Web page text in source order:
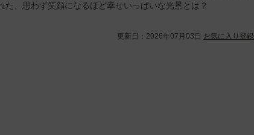
、思わず笑顔になるほど幸せいっぱいな光景とは？
更新日： 2026年07月03日 お気に入り登録